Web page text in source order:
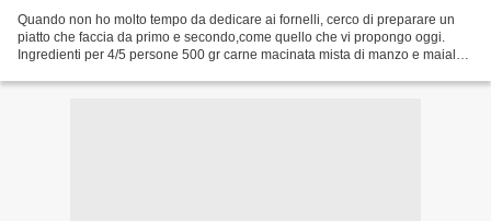
Quando non ho molto tempo da dedicare ai fornelli, cerco di preparare un
piatto che faccia da primo e secondo,come quello che vi propongo oggi.
Ingredienti per 4/5 persone 500 gr carne macinata mista di manzo e maiale